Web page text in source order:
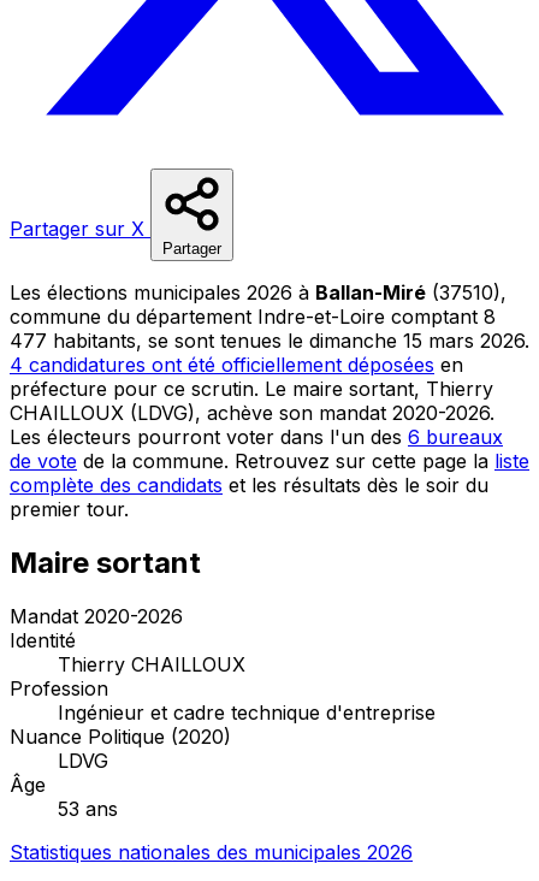
Partager sur X
Partager
Les élections municipales 2026 à Ballan-Miré (37510),
commune du département Indre-et-Loire comptant 8
477 habitants, se sont tenues le dimanche 15 mars 2026.
4 candidatures ont été officiellement déposées en
préfecture pour ce scrutin. Le maire sortant, Thierry
CHAILLOUX (LDVG), achève son mandat 2020-2026.
Les électeurs pourront voter dans l'un des 6 bureaux
de vote de la commune. Retrouvez sur cette page la liste
complète des candidats et les résultats dès le soir du
premier tour.
Maire sortant
Mandat 2020-2026
Identité
Thierry CHAILLOUX
Profession
Ingénieur et cadre technique d'entreprise
Nuance Politique (2020)
LDVG
Âge
53 ans
Statistiques nationales des municipales 2026